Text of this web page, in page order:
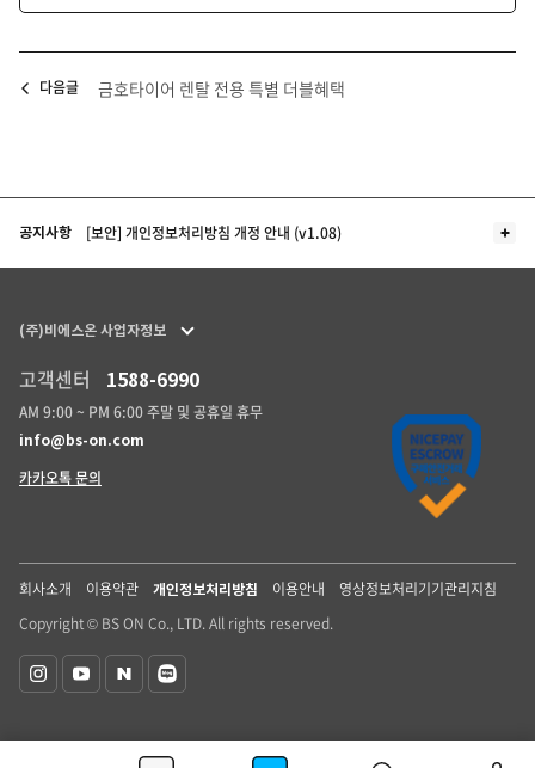
다음글 금호타이어 렌탈 전용 특별 더블혜택
공지사항 [보안] 개인정보처리방침 개정 안내 (v1.08)
(주)비에스온 사업자정보
고객센터 1588-6990
AM 9:00 ~ PM 6:00 주말 및 공휴일 휴무
info@bs-on.com
카카오톡 문의
회사소개 이용약관 개인정보처리방침 이용안내
영상정보처리기기관리지침
Copyright © BS ON Co., LTD. All rights reserved.